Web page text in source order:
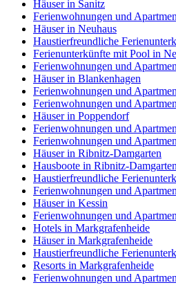
Häuser in Sanitz
Ferienwohnungen und
Häuser in Neuhaus
Haustierfreundliche
Ferienunterkünfte mit Pool in
Ferienwohnungen und
Häuser in Blankenhagen
Ferienwohnungen und
Ferienwohnungen und
Häuser in Poppendorf
Ferienwohnungen und
Ferienwohnungen und
Häuser in Ribnitz-Damgarten
Hausboote in Ribnitz-Damgarten
Haustierfreundliche
Ferienwohnungen und
Häuser in Kessin
Ferienwohnungen und
Hotels in Markgrafenheide
Häuser in Markgrafenheide
Haustierfreundliche
Resorts in Markgrafenheide
Ferienwohnungen und